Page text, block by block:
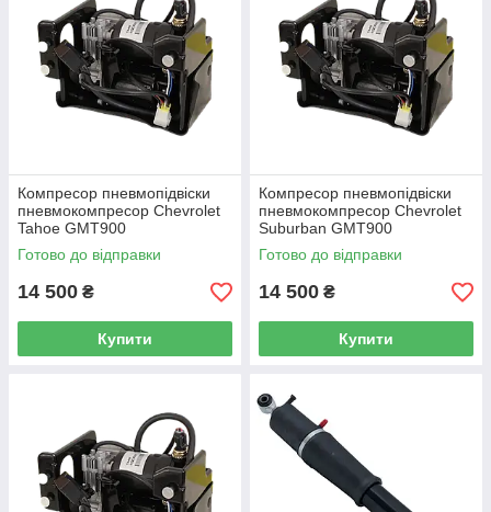
Компресор пневмопідвіски
пневмокомпресор Chevrolet
Tahoe GMT900
Готово до відправки
14 500 ₴
Купити
Компресор пневмопідвіски
пневмокомпресор Chevrolet
Suburban GMT900
Готово до відправки
14 500 ₴
Купити